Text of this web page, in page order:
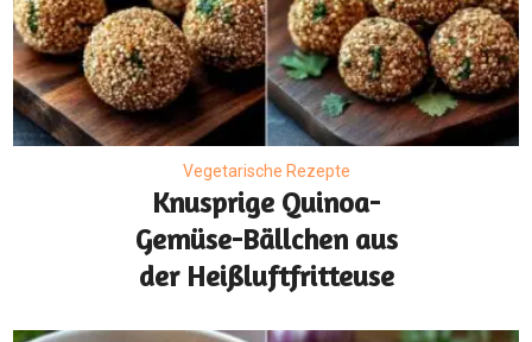
Vegetarische Rezepte
Knusprige Quinoa-
Gemüse-Bällchen aus
der Heißluftfritteuse